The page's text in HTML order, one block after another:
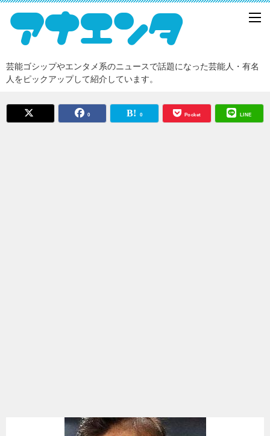
芸能ゴシップやエンタメ系のニュースで話題になった芸能人・有名
人をピックアップして紹介しています。
0 0 Pocket LINE